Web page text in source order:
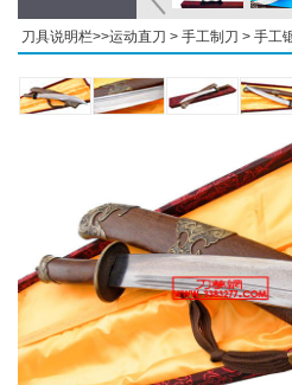
刀具说明栏>>运动直刀 > 手工制刀 > 手工